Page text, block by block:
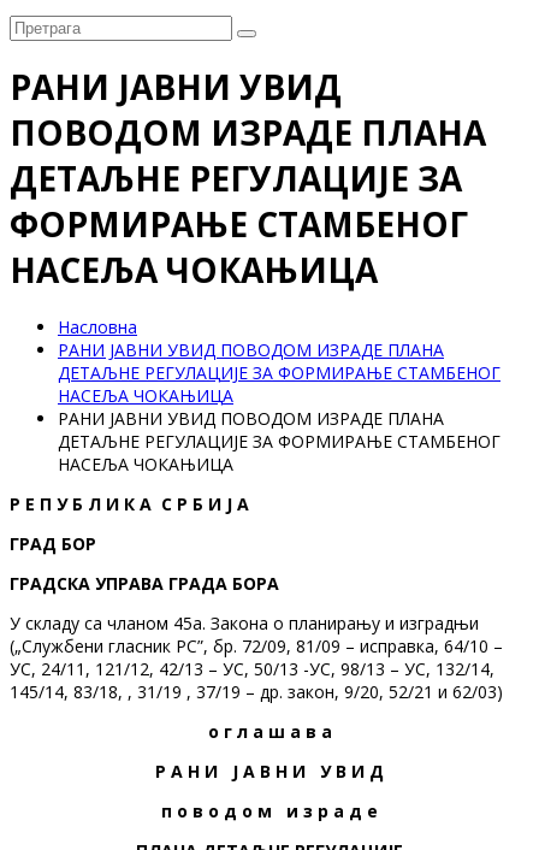
РАНИ ЈАВНИ УВИД
ПОВОДОМ ИЗРАДЕ ПЛАНА
ДЕТАЉНЕ РЕГУЛАЦИЈЕ ЗА
ФОРМИРАЊЕ СТАМБЕНОГ
НАСЕЉА ЧОКАЊИЦА
Насловна
РАНИ ЈАВНИ УВИД ПОВОДОМ ИЗРАДЕ ПЛАНА
ДЕТАЉНЕ РЕГУЛАЦИЈЕ ЗА ФОРМИРАЊЕ СТАМБЕНОГ
НАСЕЉА ЧОКАЊИЦА
РАНИ ЈАВНИ УВИД ПОВОДОМ ИЗРАДЕ ПЛАНА
ДЕТАЉНЕ РЕГУЛАЦИЈЕ ЗА ФОРМИРАЊЕ СТАМБЕНОГ
НАСЕЉА ЧОКАЊИЦА
Р Е П У Б Л И К А С Р Б И Ј А
ГРАД БОР
ГРАДСКА УПРАВА ГРАДА БОРА
У складу са чланом 45а. Закона о планирању и изградњи
(„Службени гласник РС”, бр. 72/09, 81/09 – исправка, 64/10 –
УС, 24/11, 121/12, 42/13 – УС, 50/13 -УС, 98/13 – УС, 132/14,
145/14, 83/18, , 31/19 , 37/19 – др. закон, 9/20, 52/21 и 62/03)
о г л а ш а в а
Р А Н И Ј А В Н И У В И Д
п о в о д о м и з р а д е